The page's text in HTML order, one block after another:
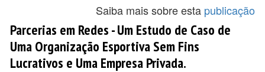
Saiba mais sobre esta publicação
Parcerias em Redes - Um Estudo de Caso de
Uma Organização Esportiva Sem Fins
Lucrativos e Uma Empresa Privada.